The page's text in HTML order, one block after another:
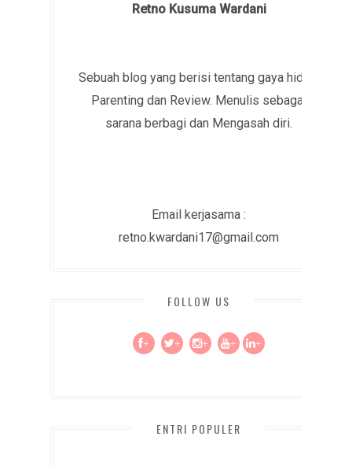
Retno Kusuma Wardani
Sebuah blog yang berisi tentang gaya hidup,
Parenting dan Review. Menulis sebagai
sarana berbagi dan Mengasah diri.
Email kerjasama :
retno.kwardani17@gmail.com
FOLLOW US
+ + + + +
ENTRI POPULER